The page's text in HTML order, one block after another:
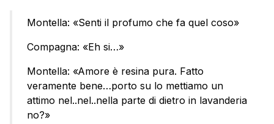
Montella: «Senti il profumo che fa quel coso»
Compagna: «Eh si…»
Montella: «Amore è resina pura. Fatto
veramente bene…porto su lo mettiamo un
attimo nel..nel..nella parte di dietro in lavanderia
no?»